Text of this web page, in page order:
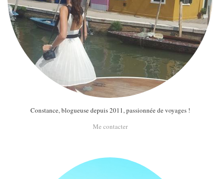
Constance, blogueuse depuis 2011, passionnée de voyages !
Me contacter